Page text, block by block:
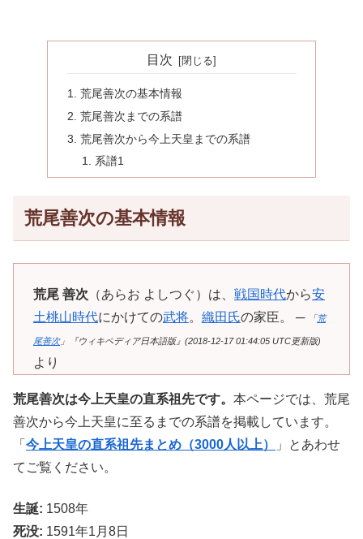
目次
荒尾善次の基本情報
荒尾善次までの系譜
荒尾善次から今上天皇までの系譜
系譜1
荒尾善次の基本情報
荒尾 善次 （あらお よしつぐ）は、 戦国時代から安
土桃山時代にかけての武将。 織田氏の家臣。 ─ 「 荒
尾善次」『ウィキペディア日本語版』(2018-12-17 01:44:05 UTC更新版)
より
荒尾善次は今上天皇の直系祖先です。 本ページでは、荒尾
善次から今上天皇に至るまでの系譜を掲載しています。
「 今上天皇の直系祖先まとめ（3000人以上）
」とあわせ
てご覧ください。
生誕: 1508年
死没: 1591年1月8日